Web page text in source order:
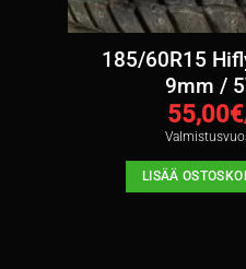
185/60R15
9mm /
55,00
LISÄÄ